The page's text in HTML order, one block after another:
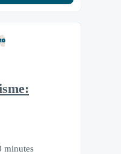
minutes